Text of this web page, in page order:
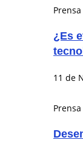
Prensa
¿Es
11 de
Prensa